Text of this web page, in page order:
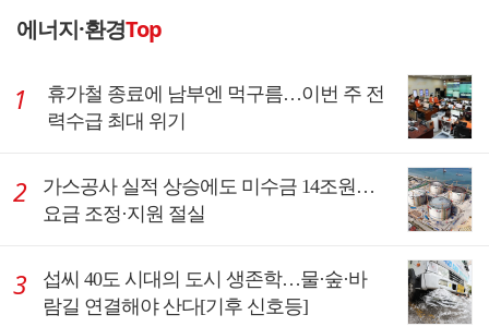
에너지·환경Top
휴가철 종료에 남부엔 먹구름…이번 주 전
력수급 최대 위기
가스공사 실적 상승에도 미수금 14조원…
요금 조정·지원 절실
섭씨 40도 시대의 도시 생존학…물·숲·바
람길 연결해야 산다[기후 신호등]